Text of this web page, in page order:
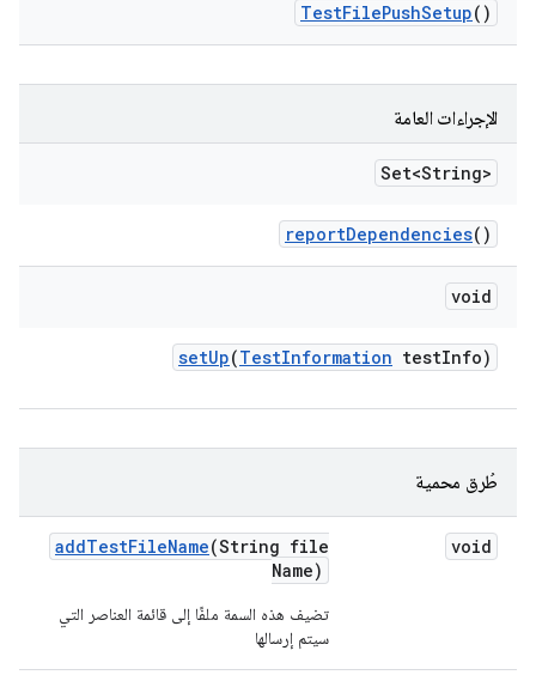
TestFilePushSetup()
الإجراءات العامة
Set<String>
reportDependencies()
void
setUp(TestInformation testInfo)
طُرق محمية
void
addTestFileName(String file
Name)
تضيف هذه السمة ملفًا إلى قائمة العناصر التي
سيتم إرسالها